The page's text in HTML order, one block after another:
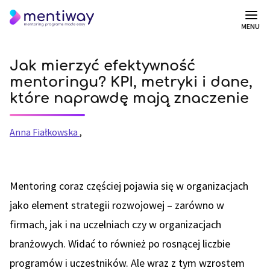
MENU
Jak mierzyć efektywność
mentoringu? KPI, metryki i dane,
które naprawdę mają znaczenie
Anna Fiałkowska ,
Mentoring coraz częściej pojawia się w organizacjach
jako element strategii rozwojowej – zarówno w
firmach, jak i na uczelniach czy w organizacjach
branżowych. Widać to również po rosnącej liczbie
programów i uczestników. Ale wraz z tym wzrostem